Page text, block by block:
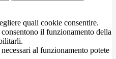
quali cookie consentire.
il funzionamento della
al funzionamento potete